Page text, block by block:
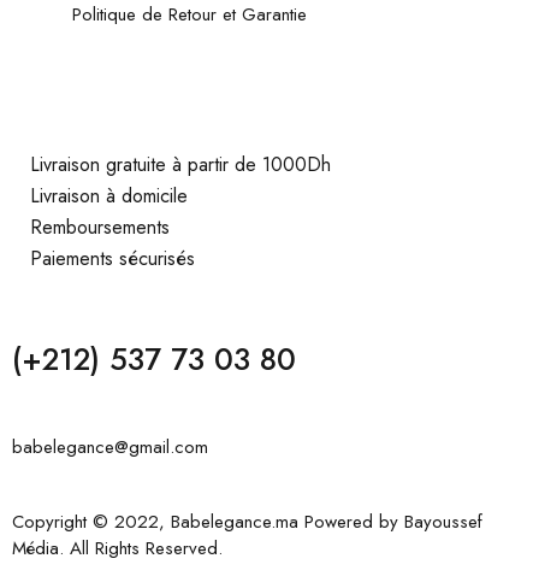
Politique de Retour et Garantie
Livraison gratuite à partir de 1000Dh
Livraison à domicile
Remboursements
Paiements sécurisés
(+212) 537 73 03 80
babelegance@gmail.com
Copyright © 2022, Babelegance.ma Powered by Bayoussef
Média. All Rights Reserved.